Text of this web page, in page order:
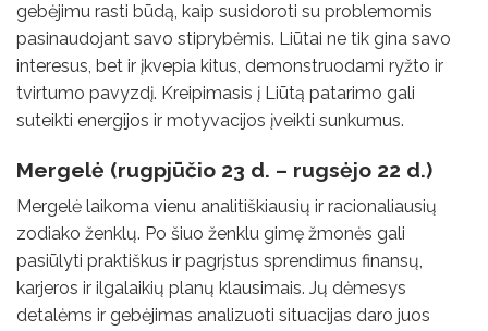
gebėjimu rasti būdą, kaip susidoroti su problemomis
pasinaudojant savo stiprybėmis. Liūtai ne tik gina savo
interesus, bet ir įkvepia kitus, demonstruodami ryžto ir
tvirtumo pavyzdį. Kreipimasis į Liūtą patarimo gali
suteikti energijos ir motyvacijos įveikti sunkumus.
Mergelė (rugpjūčio 23 d. – rugsėjo 22 d.)
Mergelė laikoma vienu analitiškiausių ir racionaliausių
zodiako ženklų. Po šiuo ženklu gimę žmonės gali
pasiūlyti praktiškus ir pagrįstus sprendimus finansų,
karjeros ir ilgalaikių planų klausimais. Jų dėmesys
detalėms ir gebėjimas analizuoti situacijas daro juos